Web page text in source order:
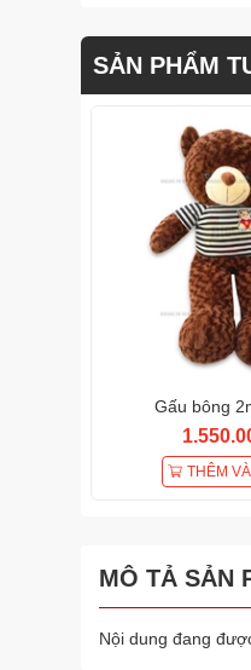
SẢN PHẨM
Gấu bông
THÊM
MÔ TẢ SẢN
Nội dung đang